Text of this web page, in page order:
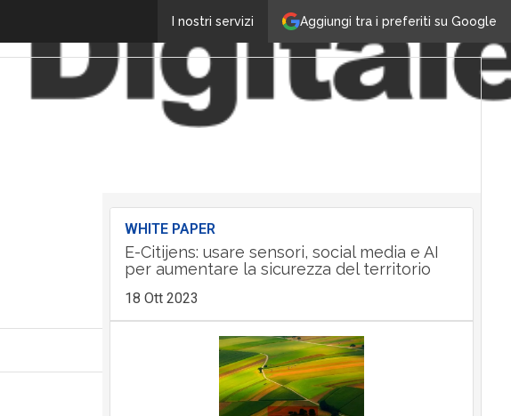
Aggiungi tra i preferiti su Google
I nostri servizi
WHITE PAPER
E-Citijens: usare sensori, social media e AI
per aumentare la sicurezza del territorio
18 Ott 2023